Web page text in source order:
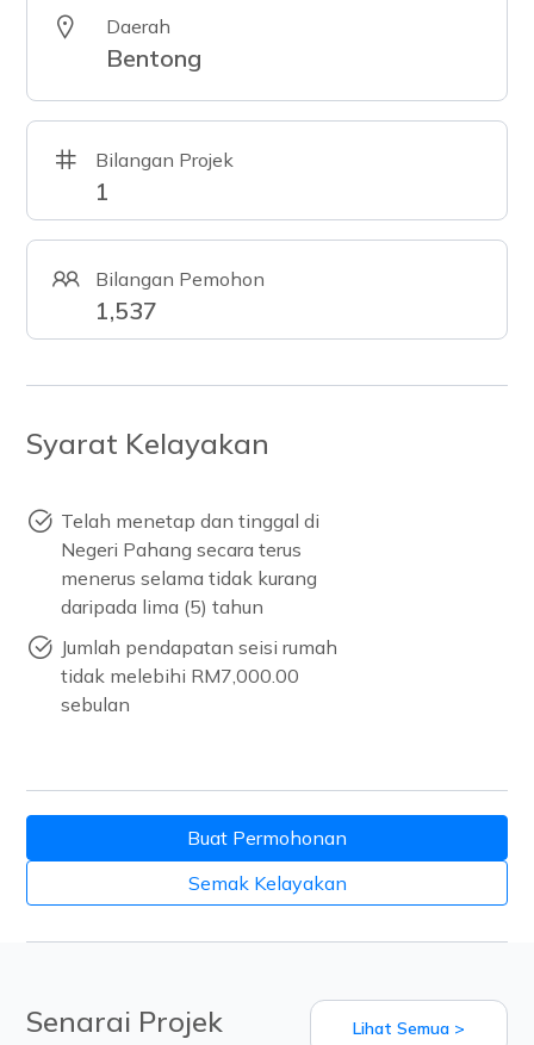
Daerah
Bentong
Bilangan Projek
1
Bilangan Pemohon
1,537
Syarat Kelayakan
Telah menetap dan tinggal di
Negeri Pahang secara terus
menerus selama tidak kurang
daripada lima (5) tahun
Jumlah pendapatan seisi rumah
tidak melebihi RM7,000.00
sebulan
Buat Permohonan
Semak Kelayakan
Senarai Projek
Lihat Semua >